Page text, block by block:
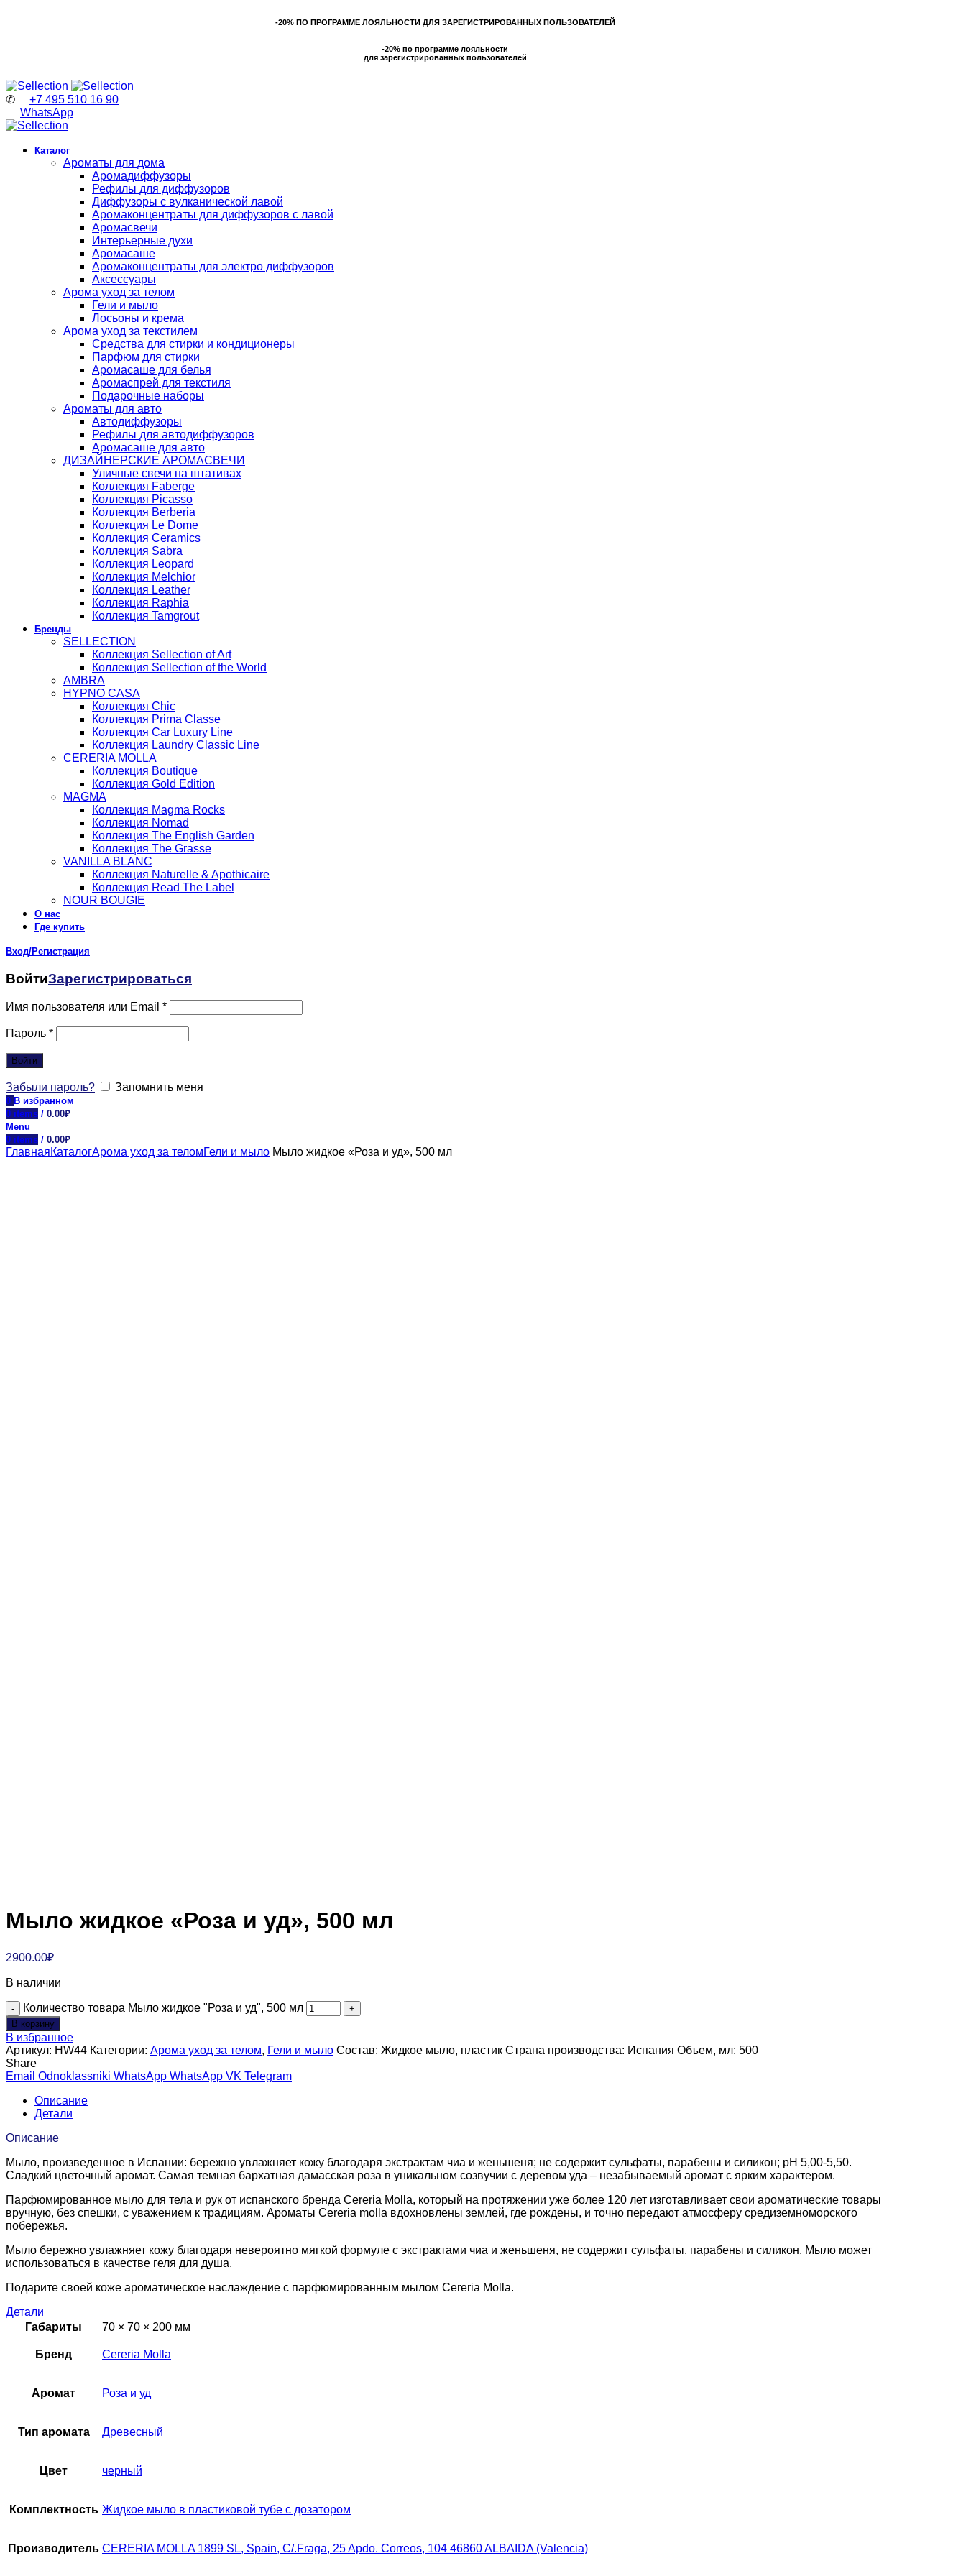
-20% ПО ПРОГРАММЕ ЛОЯЛЬНОСТИ ДЛЯ ЗАРЕГИСТРИРОВАННЫХ ПОЛЬЗОВАТЕЛЕЙ
-20% по программе лояльности
для зарегистрированных пользователей
✆ +7 495 510 16 90
WhatsApp
Каталог
Ароматы для дома
Аромадиффузоры
Рефилы для диффузоров
Диффузоры с вулканической лавой
Аромаконцентраты для диффузоров с лавой
Аромасвечи
Интерьерные духи
Аромасаше
Аромаконцентраты для электро диффузоров
Аксессуары
Арома уход за телом
Гели и мыло
Лосьоны и крема
Арома уход за текстилем
Средства для стирки и кондиционеры
Парфюм для стирки
Аромасаше для белья
Аромаспрей для текстиля
Подарочные наборы
Ароматы для авто
Автодиффузоры
Рефилы для автодиффузоров
Аромасаше для авто
ДИЗАЙНЕРСКИЕ АРОМАСВЕЧИ
Уличные свечи на штативах
Коллекция Faberge
Коллекция Picasso
Коллекция Berberia
Коллекция Le Dome
Коллекция Ceramics
Коллекция Sabra
Коллекция Leopard
Коллекция Melchior
Коллекция Leather
Коллекция Raphia
Коллекция Tamgrout
Бренды
SELLECTION
Коллекция Sellection of Art
Коллекция Sellection of the World
AMBRA
HYPNO CASA
Коллекция Chic
Коллекция Prima Classe
Коллекция Car Luxury Line
Коллекция Laundry Classic Line
CERERIA MOLLA
Коллекция Boutique
Коллекция Gold Edition
MAGMA
Коллекция Magma Rocks
Коллекция Nomad
Коллекция The English Garden
Коллекция The Grasse
VANILLA BLANC
Коллекция Naturelle & Apothicaire
Коллекция Read The Label
NOUR BOUGIE
О нас
Где купить
Вход/Регистрация
ВойтиЗарегистрироваться
Имя пользователя или Email *
Пароль *
Войти
Забыли пароль? Запомнить меня
0 В избранном
0 items / 0.00₽
Menu
0 items / 0.00₽
ГлавнаяКаталогАрома уход за теломГели и мыло Мыло жидкое «Роза и уд», 500 мл
Мыло жидкое «Роза и уд», 500 мл
2900.00₽
В наличии
Количество товара Мыло жидкое "Роза и уд", 500 мл
В корзину
В избранное
Артикул: HW44 Категории: Арома уход за телом, Гели и мыло Состав: Жидкое мыло, пластик Страна производства: Испания Объем, мл: 500
Share
Email Odnoklassniki WhatsApp WhatsApp VK Telegram
Описание
Детали
Описание
Мыло, произведенное в Испании: бережно увлажняет кожу благодаря экстрактам чиа и женьшеня; не содержит сульфаты, парабены и силикон; pH 5,00-5,50.
Сладкий цветочный аромат. Самая темная бархатная дамасская роза в уникальном созвучии с деревом уда – незабываемый аромат с ярким характером.
Парфюмированное мыло для тела и рук от испанского бренда Cereria Molla, который на протяжении уже более 120 лет изготавливает свои ароматические товары
вручную, без спешки, с уважением к традициям. Ароматы Cereria molla вдохновлены землей, где рождены, и точно передают атмосферу средиземноморского
побережья.
Мыло бережно увлажняет кожу благодаря невероятно мягкой формуле с экстрактами чиа и женьшеня, не содержит сульфаты, парабены и силикон. Мыло может
использоваться в качестве геля для душа.
Подарите своей коже ароматическое наслаждение с парфюмированным мылом Cereria Molla.
Детали
Габариты
70 × 70 × 200 мм
Бренд Cereria Molla
Аромат Роза и уд
Тип аромата Древесный
Цвет черный
Комплектность Жидкое мыло в пластиковой тубе с дозатором
Производитель CERERIA MOLLA 1899 SL, Spain, C/.Fraga, 25 Apdo. Correos, 104 46860 ALBAIDA (Valencia)